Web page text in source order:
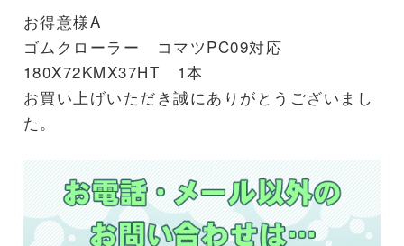
お得意様A
ゴムクローラー コマツPC09対応
180X72KMX37HT 1本
お買い上げいただき誠にありがとうございまし
た。